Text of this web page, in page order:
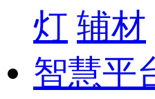
灯 辅材
智慧平